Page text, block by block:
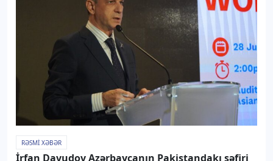
RƏSMI XƏBƏR
İrfan Davudov Azərbaycanın Pakistandakı səfiri